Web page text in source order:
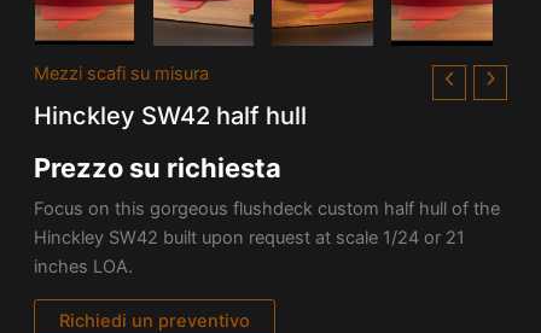
Mezzi scafi su misura
Hinckley SW42 half hull
Prezzo su richiesta
Focus on this gorgeous flushdeck custom half hull of the
Hinckley SW42 built upon request at scale 1/24 or 21
inches LOA.
Richiedi un preventivo